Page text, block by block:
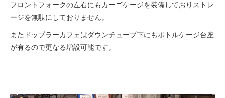
フロントフォークの左右にもカーゴケージを装備しておりストレ
ージを無駄にしておりません。
またドップラーカフェはダウンチューブ下にもボトルケージ台座
が有るので更なる増設可能です。